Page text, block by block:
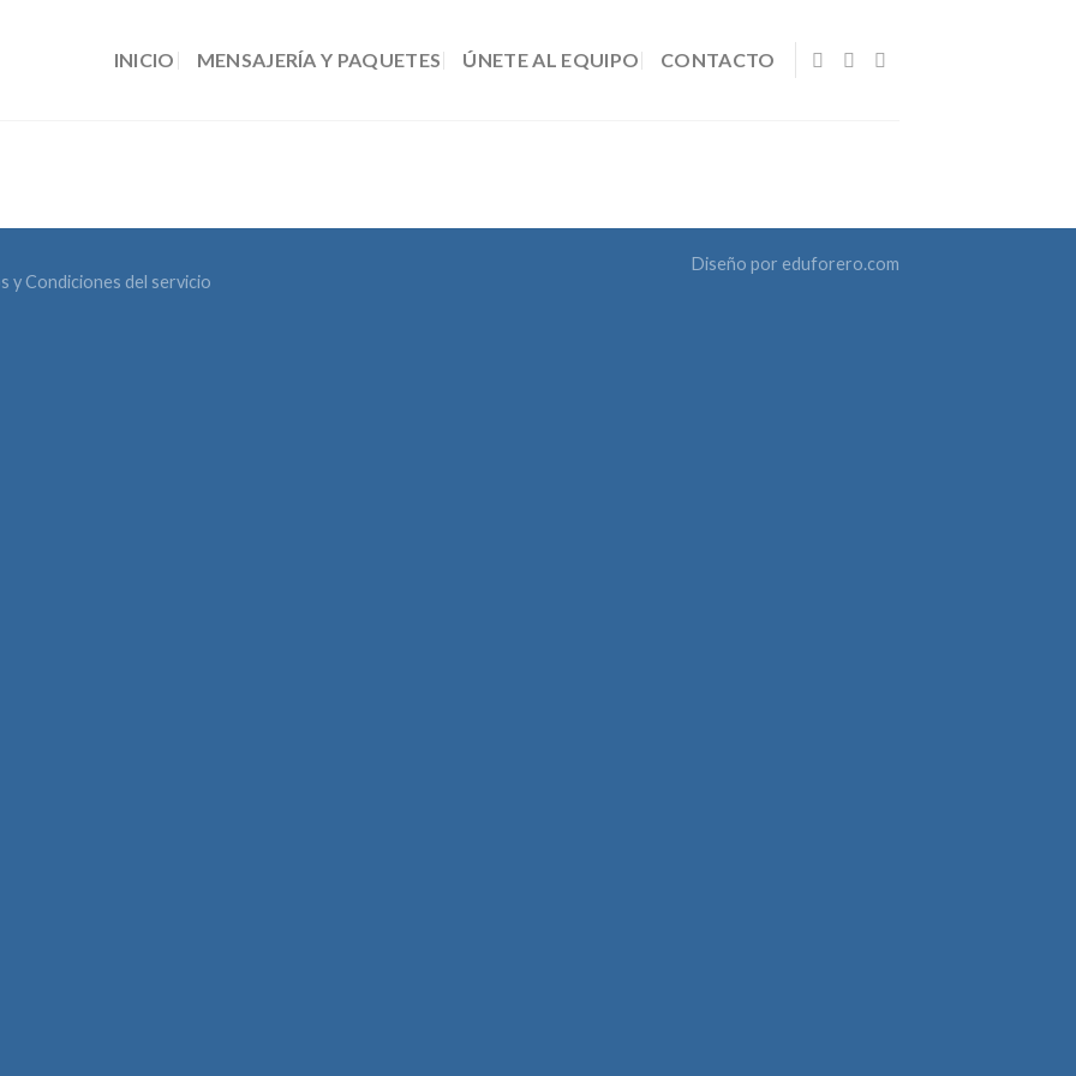
INICIO MENSAJERÍA Y PAQUETES ÚNETE AL EQUIPO CONTACTO
Diseño por eduforero.com
y Condiciones del servicio